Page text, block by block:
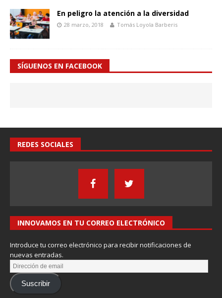
En peligro la atención a la diversidad
28 marzo, 2018 Tomás Loyola Barberis
SÍGUENOS EN FACEBOOK
REDES SOCIALES
INNOVAMOS EN TU CORREO ELECTRÓNICO
Introduce tu correo electrónico para recibir notificaciones de
nuevas entradas.
Suscribir